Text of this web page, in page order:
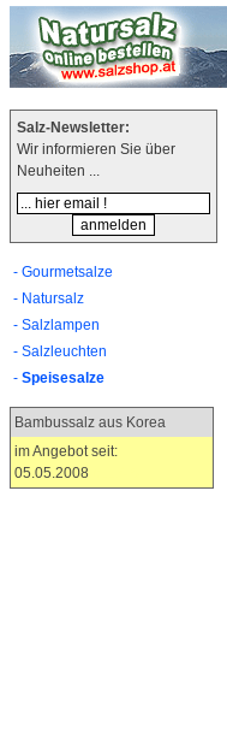
Salz-Newsletter:
Wir informieren Sie über
Neuheiten ...
- Gourmetsalze
- Natursalz
- Salzlampen
- Salzleuchten
- Speisesalze
Bambussalz aus Korea
im Angebot seit:
05.05.2008